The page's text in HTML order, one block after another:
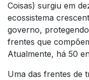
Coisas) surgiu em
ecossistema
governo,
frentes que
Atualmente, há 50
Uma das frentes de